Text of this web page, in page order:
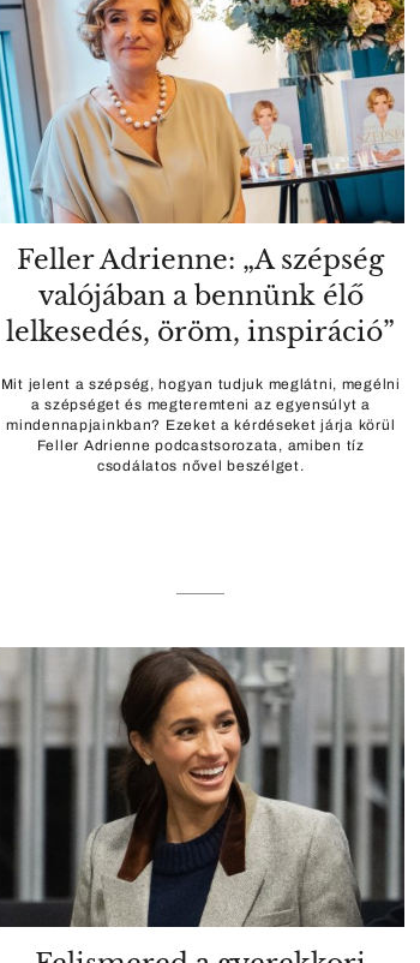
Feller Adrienne: „A szépség
valójában a bennünk élő
lelkesedés, öröm, inspiráció”
Mit jelent a szépség, hogyan tudjuk meglátni, megélni
a szépséget és megteremteni az egyensúlyt a
mindennapjainkban? Ezeket a kérdéseket járja körül
Feller Adrienne podcastsorozata, amiben tíz
csodálatos nővel beszélget.